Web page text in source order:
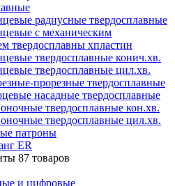
радиусные твердосплавные
с механическим
твердосплавны хпластин
твердосплавные конич.хв.
твердосплавные цил.хв.
прорезные твердосплавные
насадные твердосплавные
твердосплавные кон.хв.
твердосплавные цил.хв.
патроны
ER
87 товаров
и цифровые